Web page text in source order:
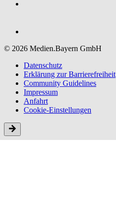
© 2026 Medien.Bayern GmbH
Datenschutz
Erklärung zur Barriere­freiheit
Community Guidelines
Impressum
Anfahrt
Cookie-Einstellungen